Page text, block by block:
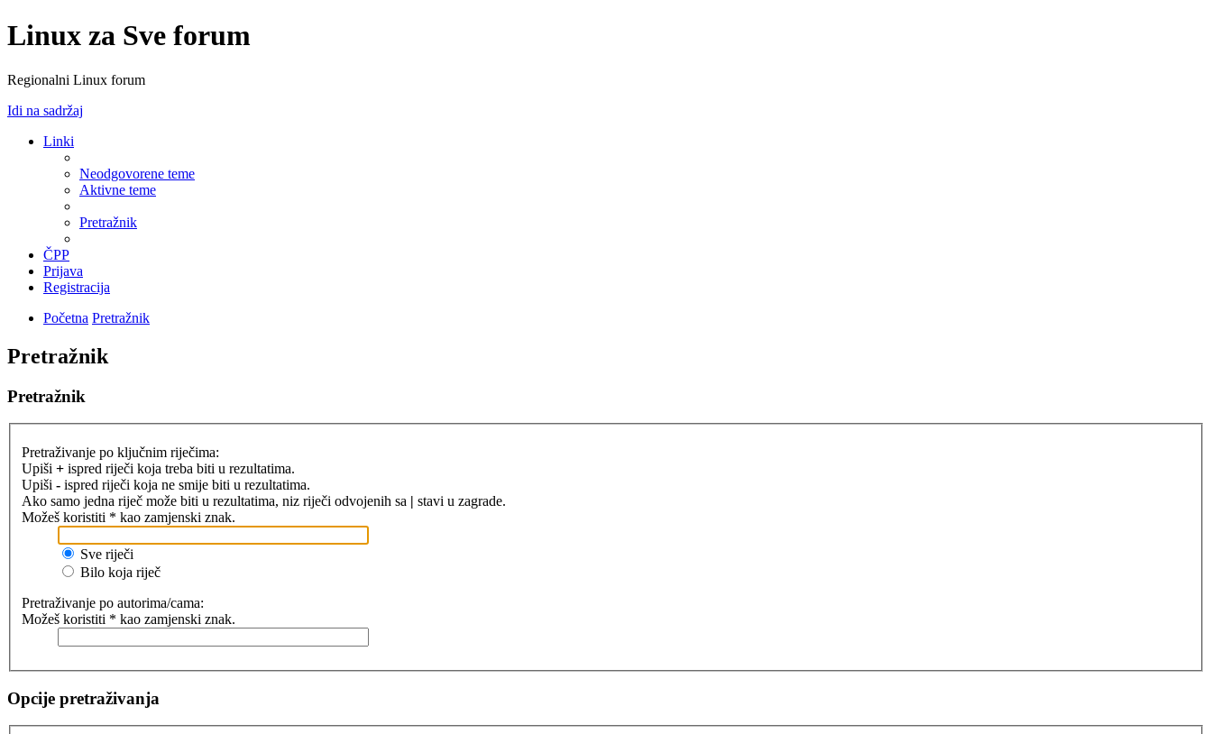
Linux za Sve forum
Regionalni Linux forum
Idi na sadržaj
Linki
Neodgovorene teme
Aktivne teme
Pretražnik
ČPP
Prijava
Registracija
Početna Pretražnik
Pretražnik
Pretražnik
Pretraživanje po ključnim riječima:
Upiši + ispred riječi koja treba biti u rezultatima.
Upiši - ispred riječi koja ne smije biti u rezultatima.
Ako samo jedna riječ može biti u rezultatima, niz riječi odvojenih sa | stavi u zagrade.
Možeš koristiti * kao zamjenski znak.
Sve riječi
Bilo koja riječ
Pretraživanje po autorima/cama:
Možeš koristiti * kao zamjenski znak.
Opcije pretraživanja